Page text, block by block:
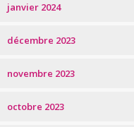
janvier 2024
décembre 2023
novembre 2023
octobre 2023